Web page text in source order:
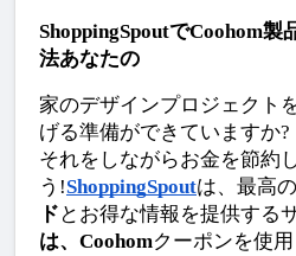
ShoppingSpoutでCoohom製
法あなたの
家のデザインプロジェクト
げる準備ができていますか?
それをしながらお金を節約
う!ShoppingSpoutは、最高の
ド とお得な情報を提供する
は、Coohomクーポンを使